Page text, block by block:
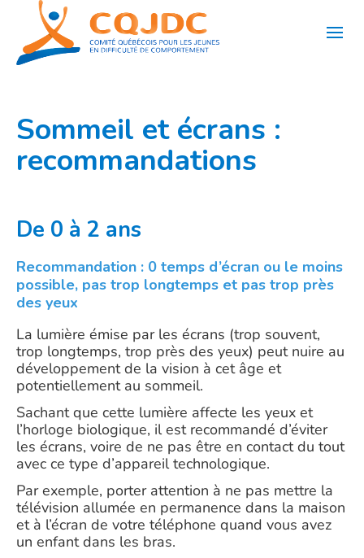
contenu
Sommeil et écrans :
recommandations
De 0 à 2 ans
Recommandation : 0 temps d’écran ou le moins
possible, pas trop longtemps et pas trop près
des yeux
La lumière émise par les écrans (trop souvent,
trop longtemps, trop près des yeux) peut nuire au
développement de la vision à cet âge et
potentiellement au sommeil.
Sachant que cette lumière affecte les yeux et
l’horloge biologique, il est recommandé d’éviter
les écrans, voire de ne pas être en contact du tout
avec ce type d’appareil technologique.
Par exemple, porter attention à ne pas mettre la
télévision allumée en permanence dans la maison
et à l’écran de votre téléphone quand vous avez
un enfant dans les bras.